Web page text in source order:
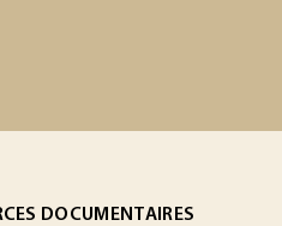
DOCUMENTAIRES